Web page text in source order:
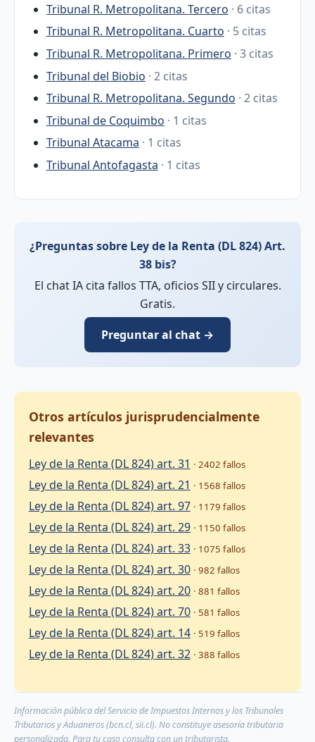
Tribunal R. Metropolitana. Tercero · 6 citas
Tribunal R. Metropolitana. Cuarto · 5 citas
Tribunal R. Metropolitana. Primero · 3 citas
Tribunal del Biobio · 2 citas
Tribunal R. Metropolitana. Segundo · 2 citas
Tribunal de Coquimbo · 1 citas
Tribunal Atacama · 1 citas
Tribunal Antofagasta · 1 citas
¿Preguntas sobre Ley de la Renta (DL 824) Art.
38 bis?
El chat IA cita fallos TTA, oficios SII y circulares.
Gratis.
Preguntar al chat →
Otros artículos jurisprudencialmente
relevantes
Ley de la Renta (DL 824) art. 31 · 2402 fallos
Ley de la Renta (DL 824) art. 21 · 1568 fallos
Ley de la Renta (DL 824) art. 97 · 1179 fallos
Ley de la Renta (DL 824) art. 29 · 1150 fallos
Ley de la Renta (DL 824) art. 33 · 1075 fallos
Ley de la Renta (DL 824) art. 30 · 982 fallos
Ley de la Renta (DL 824) art. 20 · 881 fallos
Ley de la Renta (DL 824) art. 70 · 581 fallos
Ley de la Renta (DL 824) art. 14 · 519 fallos
Ley de la Renta (DL 824) art. 32 · 388 fallos
Información pública del Servicio de Impuestos Internos y los Tribunales
Tributarios y Aduaneros (bcn.cl, sii.cl). No constituye asesoría tributaria
personalizada. Para tu caso consulta con un tributarista.